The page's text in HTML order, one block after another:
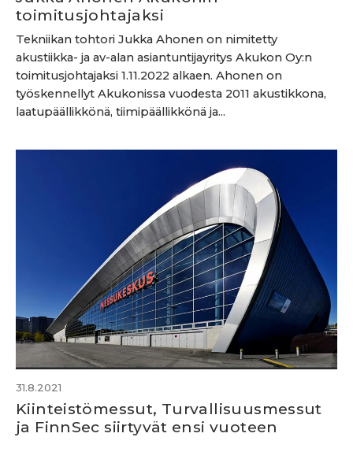
toimitusjohtajaksi
Tekniikan tohtori Jukka Ahonen on nimitetty
akustiikka- ja av-alan asiantuntijayritys Akukon Oy:n
toimitusjohtajaksi 1.11.2022 alkaen. Ahonen on
työskennellyt Akukonissa vuodesta 2011 akustikkona,
laatupäällikkönä, tiimipäällikkönä ja...
31.8.2021
Kiinteistömessut, Turvallisuusmessut
ja FinnSec siirtyvät ensi vuoteen